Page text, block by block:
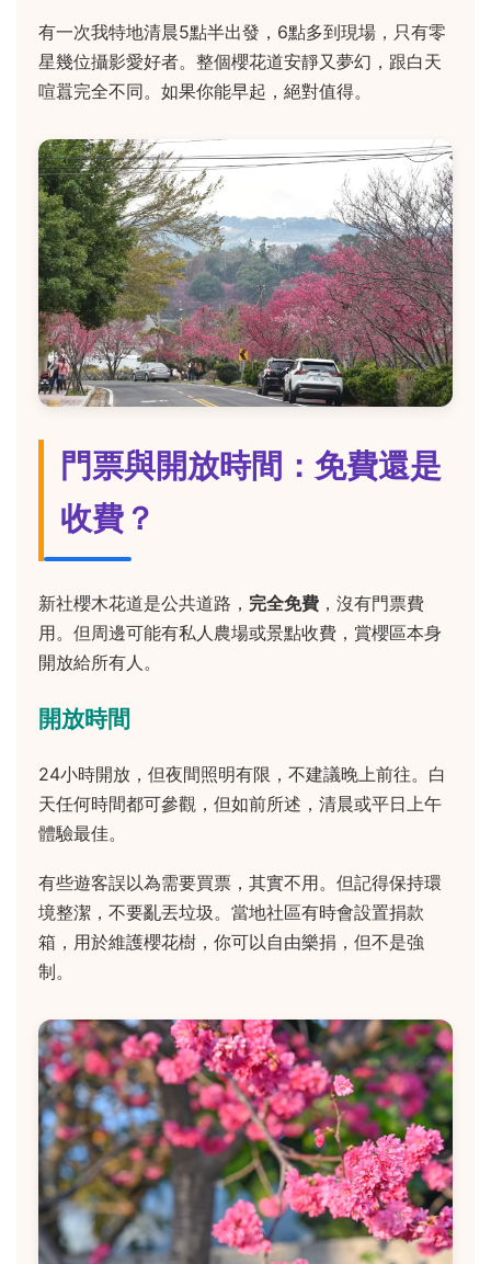
有一次我特地清晨5點半出發，6點多到現場，只有零
星幾位攝影愛好者。整個櫻花道安靜又夢幻，跟白天
喧囂完全不同。如果你能早起，絕對值得。
門票與開放時間：免費還是
收費？
新社櫻木花道是公共道路， 完全免費 ，沒有門票費
用。但周邊可能有私人農場或景點收費，賞櫻區本身
開放給所有人。
開放時間
24小時開放，但夜間照明有限，不建議晚上前往。白
天任何時間都可參觀，但如前所述，清晨或平日上午
體驗最佳。
有些遊客誤以為需要買票，其實不用。但記得保持環
境整潔，不要亂丟垃圾。當地社區有時會設置捐款
箱，用於維護櫻花樹，你可以自由樂捐，但不是強
制。